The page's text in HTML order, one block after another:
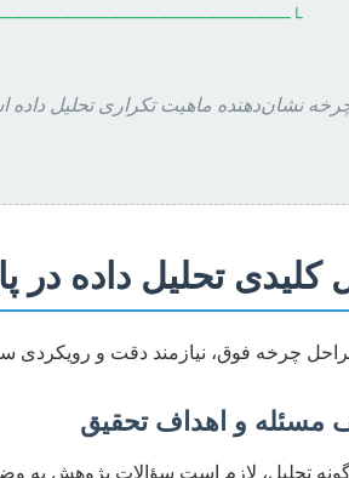
نشان‌دهنده ماهیت تکراری تحلیل داده
کلیدی تحلیل داده در
چرخه فوق، نیازمند دقت و رویکردی
تحلیل، لازم است سؤالات پژوهش به